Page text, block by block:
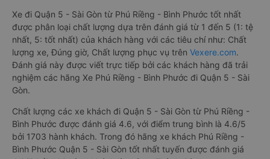
Xe đi Quận 5 - Sài Gòn từ Phú Riềng - Bình Phước tốt nhất
được phân loại chất lượng dựa trên đánh giá từ 1 đến 5 (1: tệ
nhất, 5: tốt nhất) của khách hàng với các tiêu chí như: Chất
lượng xe, Đúng giờ, Chất lượng phục vụ trên Vexere.com.
Đánh giá này được viết trực tiếp bởi các khách hàng đã trải
nghiệm các hãng Xe Phú Riềng - Bình Phước đi Quận 5 - Sài
Gòn.
Chất lượng các xe khách đi Quận 5 - Sài Gòn từ Phú Riềng -
Bình Phước được đánh giá 4.6, với điểm trung bình là 4.6/5
bởi 1703 hành khách. Trong đó hãng xe khách Phú Riềng -
Bình Phước Quận 5 - Sài Gòn tốt nhất tuyến được đánh giá